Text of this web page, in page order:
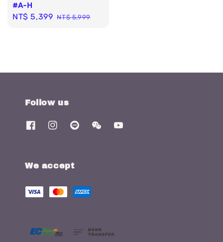
#A-H
Sale
NT$ 5,399 Regular
NT$ 5,999
Follow us
We accept